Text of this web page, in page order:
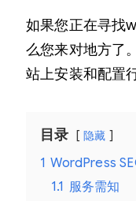
如果您正在寻找
么您来对地方了
站上安装和配置
目录 隐藏
1 WordPress
1.1 服务需知